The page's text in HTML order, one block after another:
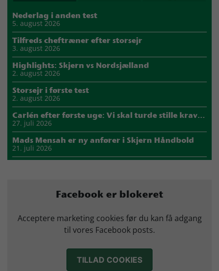
Nederlag i anden test
5. august 2026
Tilfreds cheftræner efter storsejr
3. august 2026
Highlights: Skjern vs Nordsjælland
2. august 2026
Storsejr i første test
2. august 2026
Carlén efter første uge: Vi skal turde stille krav til hinanden
27. juli 2026
Mads Mensah er ny anfører i Skjern Håndbold
21. juli 2026
Marius Nørsøller udlejes til HØJ Elite
Morten Vium takker af efter 17 sæsoner i grønt
12. juli 2026
Facebook er blokeret
Acceptere marketing cookies før du kan få adgang
til vores Facebook posts.
TILLAD COOKIES